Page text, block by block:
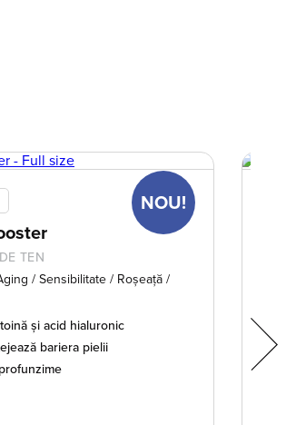
NOU!
TEN
/ Sensibilitate / Roșeață /
și acid hialuronic
bariera pielii